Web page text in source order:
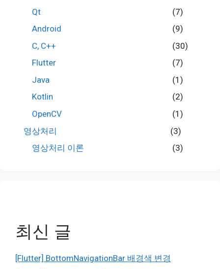
Qt
(7)
Android
(9)
C, C++
(30)
Flutter
(7)
Java
(1)
Kotlin
(2)
OpenCV
(1)
영상처리
(3)
영상처리 이론
(3)
최신 글
[Flutter] BottomNavigationBar 배경색 변경